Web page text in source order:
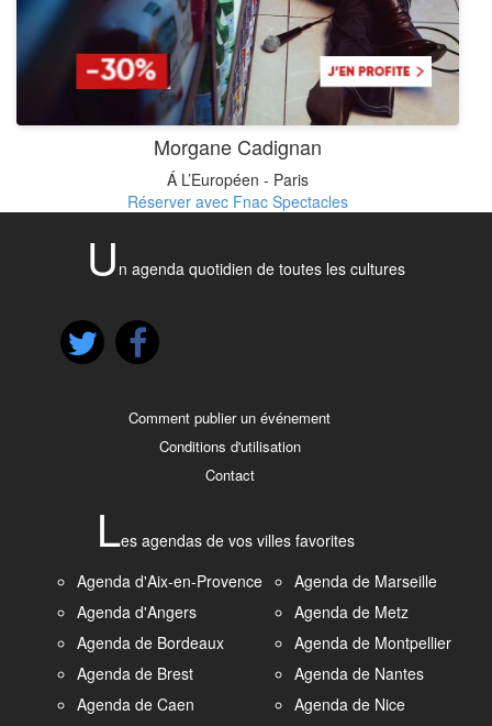
Morgane Cadignan
Á L’Européen - Paris
Réserver avec Fnac Spectacles
U n agenda quotidien de toutes les cultures
Comment publier un événement
Conditions d'utilisation
Contact
Les agendas de vos villes favorites
Agenda d'Aix-en-Provence
Agenda d'Angers
Agenda de Bordeaux
Agenda de Brest
Agenda de Caen
Agenda de Marseille
Agenda de Metz
Agenda de Montpellier
Agenda de Nantes
Agenda de Nice